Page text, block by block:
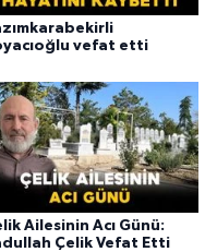
vefat etti
Ailesinin Acı Günü:
Çelik Vefat Etti